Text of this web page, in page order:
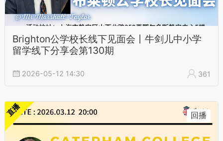
Brighton公学校长线下见面会丨牛剑儿中小学
留学线下分享会第130期
2026-05-12 14:30 361
回播
直播